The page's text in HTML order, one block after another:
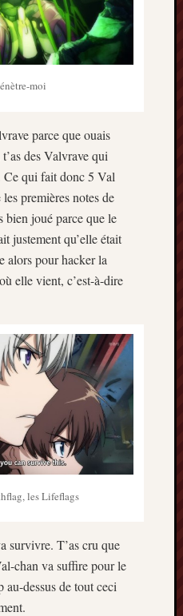
moi
parce que ouais
des Valvrave qui
Ce qui fait donc 5 Val
premières notes de
bien joué parce que le
justement qu’elle était
alors pour hacker la
elle vient, c’est-à-dire
les Lifeflags
survivre. T’as cru que
chan va suffire pour le
dessus de tout ceci